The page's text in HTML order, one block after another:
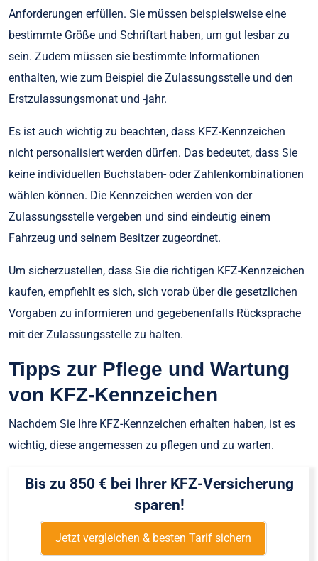
Anforderungen erfüllen. Sie müssen beispielsweise eine
bestimmte Größe und Schriftart haben, um gut lesbar zu
sein. Zudem müssen sie bestimmte Informationen
enthalten, wie zum Beispiel die Zulassungsstelle und den
Erstzulassungsmonat und -jahr.
Es ist auch wichtig zu beachten, dass KFZ-Kennzeichen
nicht personalisiert werden dürfen. Das bedeutet, dass Sie
keine individuellen Buchstaben- oder Zahlenkombinationen
wählen können. Die Kennzeichen werden von der
Zulassungsstelle vergeben und sind eindeutig einem
Fahrzeug und seinem Besitzer zugeordnet.
Um sicherzustellen, dass Sie die richtigen KFZ-Kennzeichen
kaufen, empfiehlt es sich, sich vorab über die gesetzlichen
Vorgaben zu informieren und gegebenenfalls Rücksprache
mit der Zulassungsstelle zu halten.
Tipps zur Pflege und Wartung
von KFZ-Kennzeichen
Nachdem Sie Ihre KFZ-Kennzeichen erhalten haben, ist es
wichtig, diese angemessen zu pflegen und zu warten.
Bis zu 850 € bei Ihrer KFZ-Versicherung
sparen!
Jetzt vergleichen & besten Tarif sichern